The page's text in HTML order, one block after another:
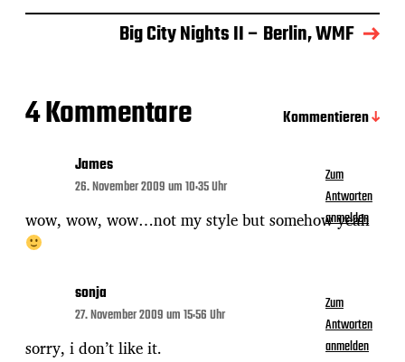
a
Big City Nights II – Berlin, WMF
4 Kommentare
Kommentieren
James
26. November 2009 um 10:35 Uhr
wow, wow, wow…not my style but somehow yeah
Zum
Antworten
anmelden
sonja
27. November 2009 um 15:56 Uhr
sorry, i don’t like it.
Zum
Antworten
anmelden